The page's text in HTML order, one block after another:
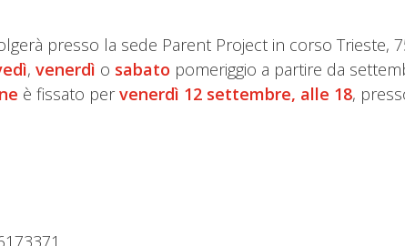
presso la sede Parent Project in corso Trieste,
, venerdì o sabato pomeriggio a partire da
è fissato pervenerdì 12 settembre, alle 18,